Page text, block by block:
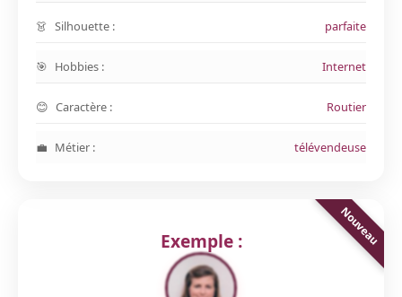
Silhouette : parfaite
Hobbies : Internet
Caractère : Routier
Métier : télévendeuse
Exemple :